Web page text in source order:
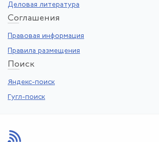
Деловая литература
Соглашения
Правовая информация
Правила размещения
Поиск
Яндекс-поиск
Гугл-поиск